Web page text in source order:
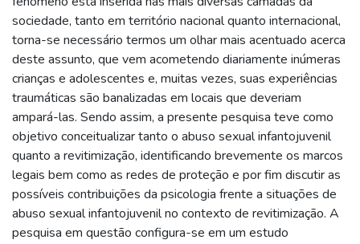
sociedade, tanto em território nacional quanto internacional,
torna-se necessário termos um olhar mais acentuado acerca
deste assunto, que vem acometendo diariamente inúmeras
crianças e adolescentes e, muitas vezes, suas experiências
traumáticas são banalizadas em locais que deveriam
ampará-las. Sendo assim, a presente pesquisa teve como
objetivo conceitualizar tanto o abuso sexual infantojuvenil
quanto a revitimização, identificando brevemente os marcos
legais bem como as redes de proteção e por fim discutir as
possíveis contribuições da psicologia frente a situações de
abuso sexual infantojuvenil no contexto de revitimização. A
pesquisa em questão configura-se em um estudo